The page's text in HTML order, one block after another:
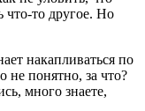
что-то другое. Но
накапливаться по
понятно, за что?
много знаете,